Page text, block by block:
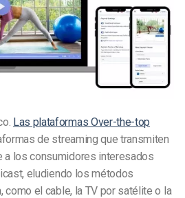
Las plataformas Over-the-top
de streaming que transmiten
a los consumidores interesados
eludiendo los métodos
el cable, la TV por satélite o la